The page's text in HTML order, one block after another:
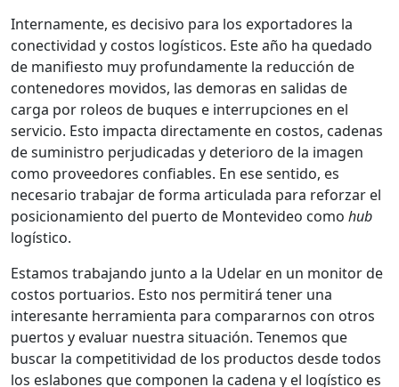
Internamente, es decisivo para los exportadores la
conectividad y costos logísticos. Este año ha quedado
de manifiesto muy profundamente la reducción de
contenedores movidos, las demoras en salidas de
carga por roleos de buques e interrupciones en el
servicio. Esto impacta directamente en costos, cadenas
de suministro perjudicadas y deterioro de la imagen
como proveedores confiables. En ese sentido, es
necesario trabajar de forma articulada para reforzar el
posicionamiento del puerto de Montevideo como hub
logístico.
Estamos trabajando junto a la Udelar en un monitor de
costos portuarios. Esto nos permitirá tener una
interesante herramienta para compararnos con otros
puertos y evaluar nuestra situación. Tenemos que
buscar la competitividad de los productos desde todos
los eslabones que componen la cadena y el logístico es